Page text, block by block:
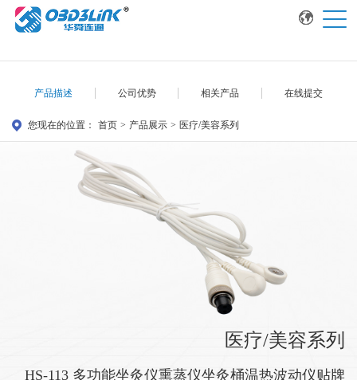
产品描述 公司优势 相关产品 在线提交
您现在的位置： 首页 > 产品展示 > 医疗/美容系列
医疗/美容系列
HS-113 多功能坐灸仪熏蒸仪坐灸桶温热波动仪贴牌